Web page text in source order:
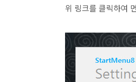
위 링크를 클릭하여